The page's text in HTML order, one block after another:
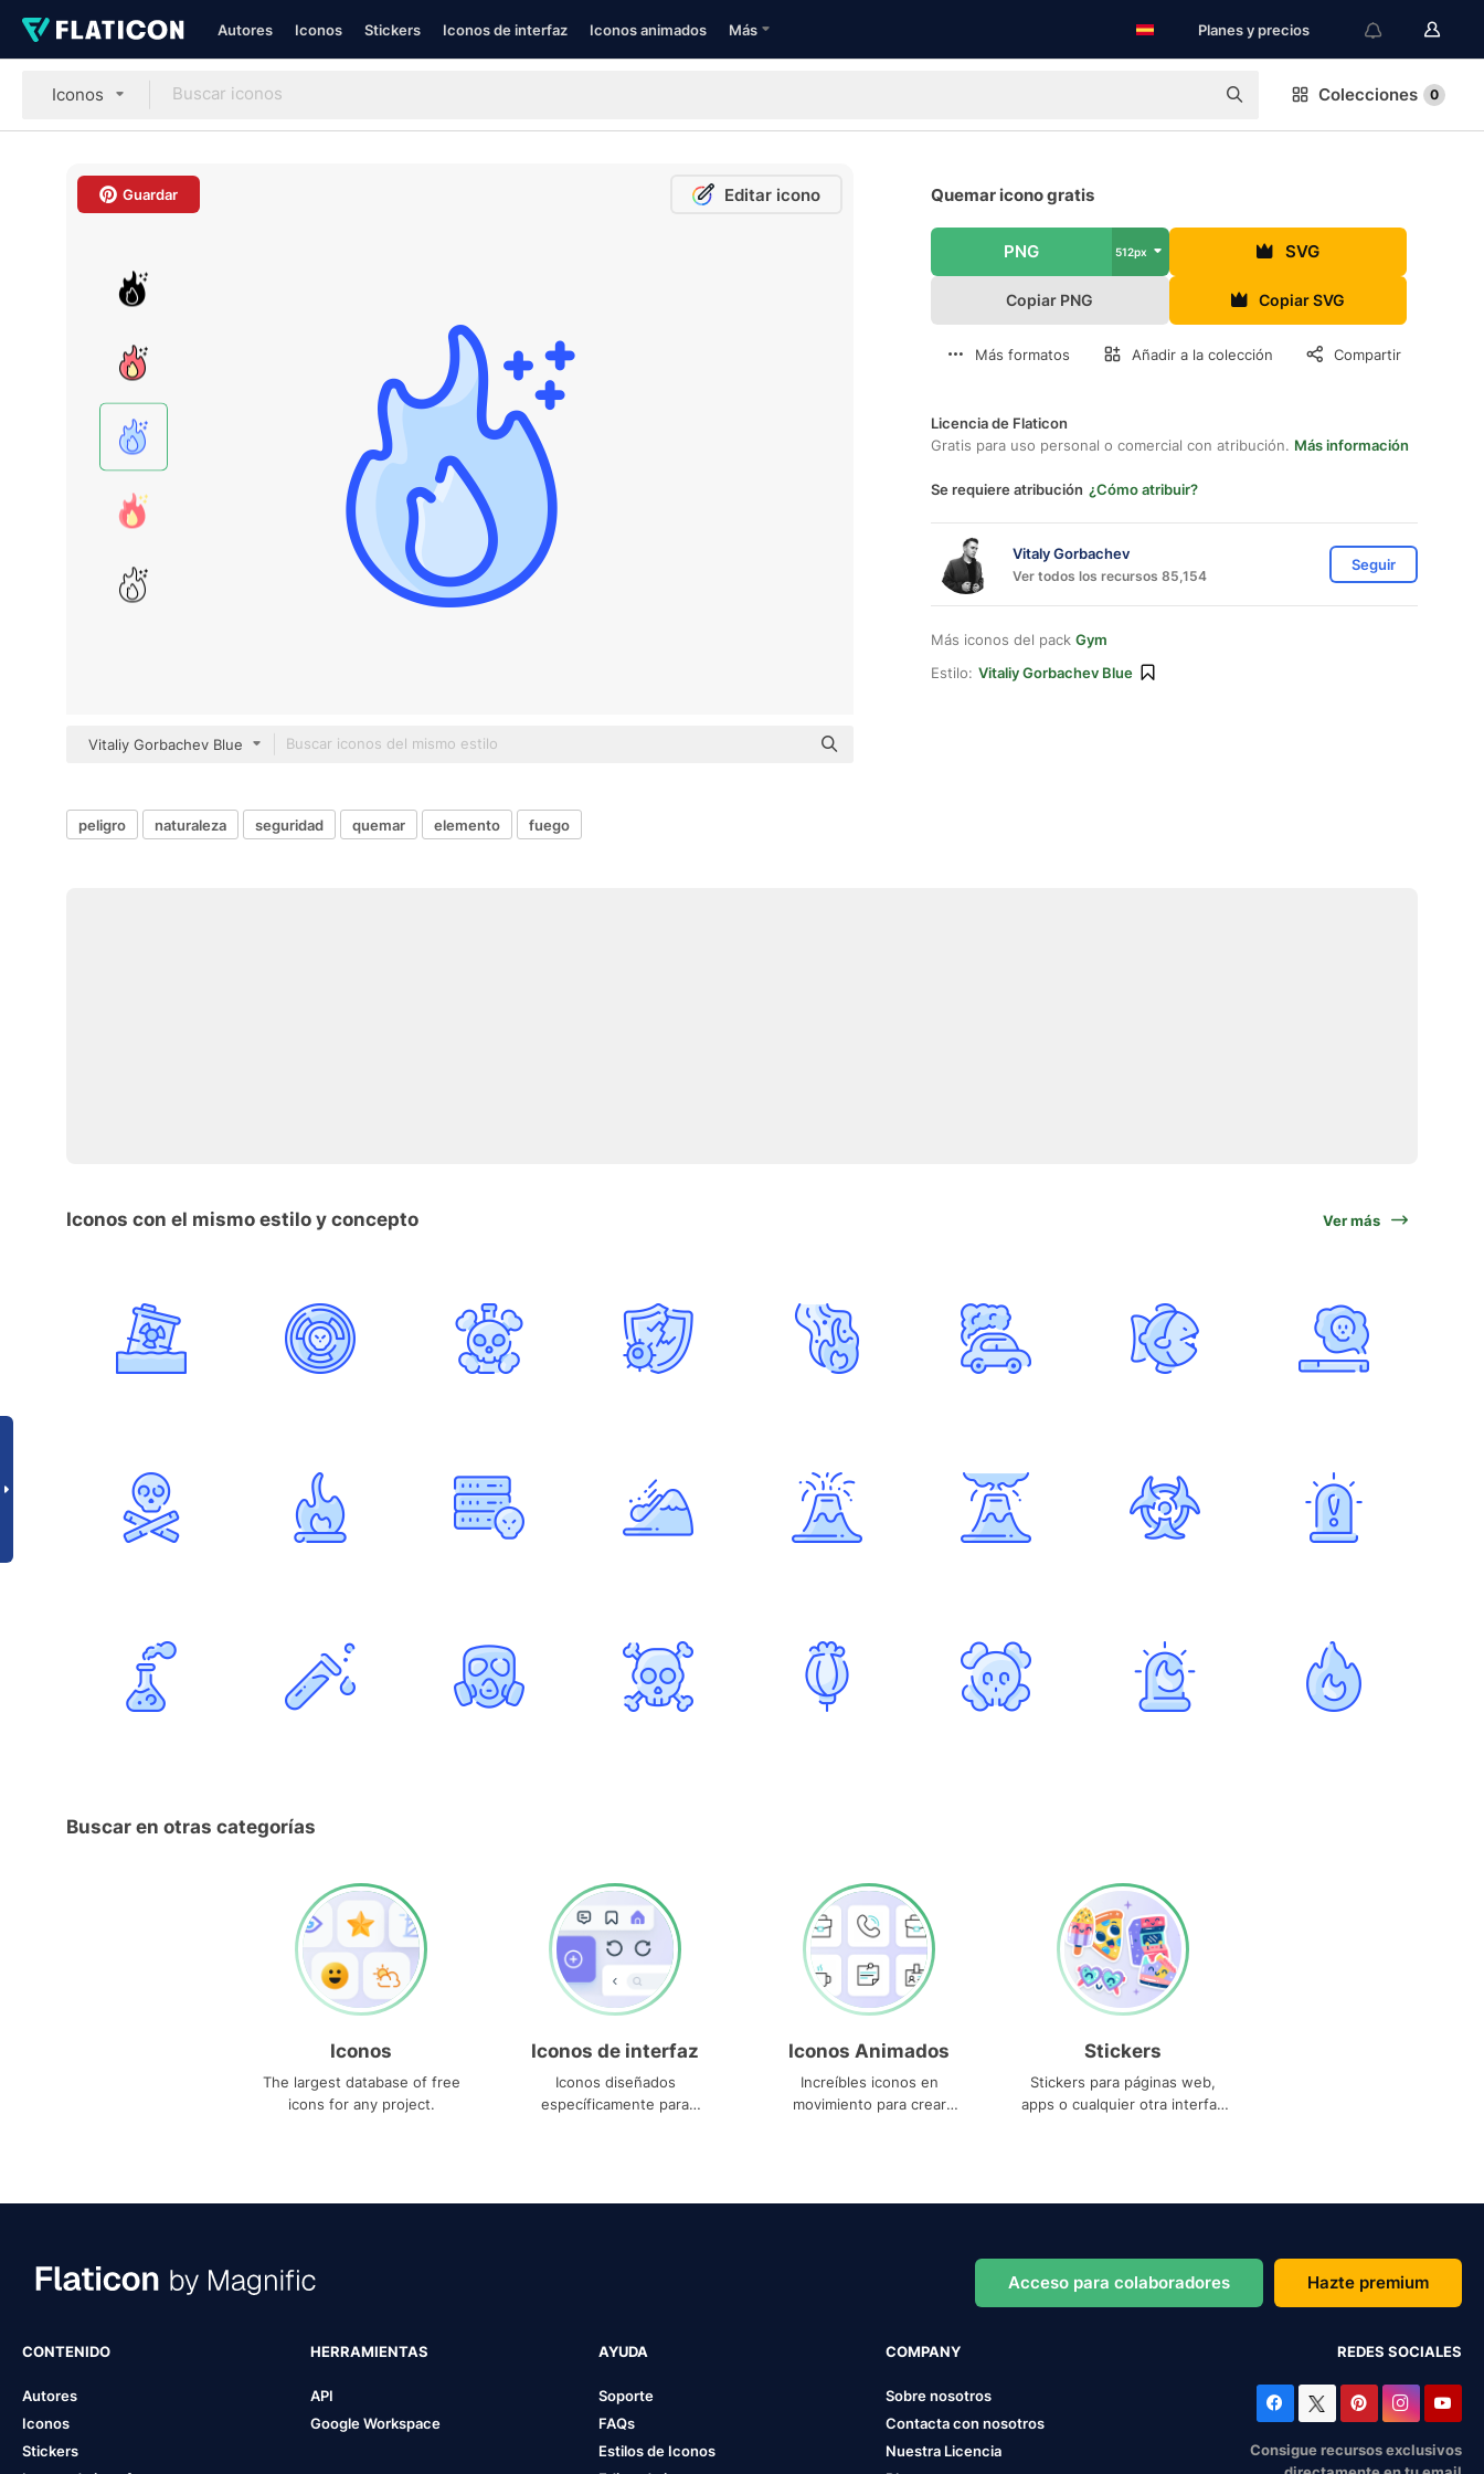
Autores Iconos Stickers Iconos de interfaz Iconos animados Más Planes y precios
Iconos Colecciones 0
Guardar Editar icono
Vitaliy Gorbachev Blue
Quemar icono gratis
PNG 512px SVG
Copiar PNG Copiar SVG
Más formatos Añadir a la colección Compartir
Licencia de Flaticon
Gratis para uso personal o comercial con atribución. Más información
Se requiere atribución ¿Cómo atribuir?
Vitaly Gorbachev
Ver todos los recursos 85,154
Seguir
Más iconos del pack Gym
Estilo: Vitaliy Gorbachev Blue
peligro naturaleza seguridad quemar elemento fuego
Iconos con el mismo estilo y concepto Ver más
Buscar en otras categorías
Iconos
The largest database of free
icons for any project.
Iconos de interfaz
Iconos diseñados
específicamente para
Iconos Animados
Increíbles iconos en
movimiento para crear
Stickers
Stickers para páginas web,
apps o cualquier otra interfaz
Acceso para colaboradores Hazte premium
CONTENIDO
Autores
Iconos
Stickers
HERRAMIENTAS
API
Google Workspace
AYUDA
Soporte
FAQs
Estilos de Iconos
COMPANY
Sobre nosotros
Contacta con nosotros
Nuestra Licencia
REDES SOCIALES
Consigue recursos exclusivos